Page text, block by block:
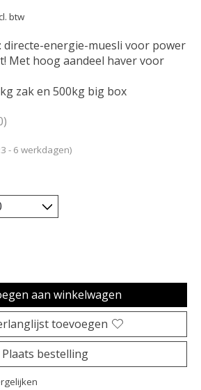
btw
directe-energie-muesli voor power
Met hoog aandeel haver voor
zak en 500kg big box
dit product is
- 6 werkdagen)
aan winkelwagen
toevoegen
Plaats bestelling